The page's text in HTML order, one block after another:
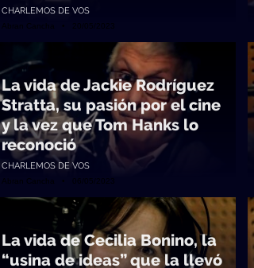
CHARLEMOS DE VOS
Abran Cancha • 20/05/2023
La vida de Jackie Rodríguez
Stratta, su pasión por el cine
y la vez que Tom Hanks lo
reconoció
CHARLEMOS DE VOS
Abran Cancha • 06/05/2023
La vida de Cecilia Bonino, la
“usina de ideas” que la llevó